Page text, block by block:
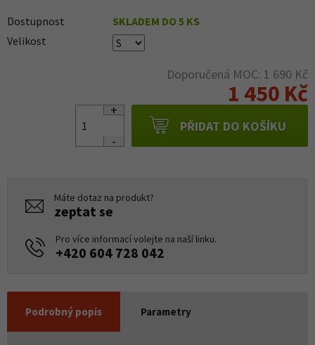
Dostupnost
SKLADEM DO 5 KS
Velikost
Doporučená MOC: 1 690 Kč
1 450 Kč
PŘIDAT DO KOŠÍKU
Máte dotaz na produkt?
zeptat se
Pro více informací volejte na naší linku.
+420 604 728 042
Podrobný popis Parametry